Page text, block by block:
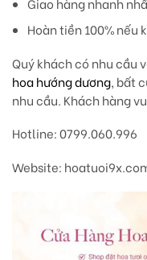
Giao hàng nhanh
Hoàn tiền 100% nếu
Quý khách có nhu cầu
hoa hướng dương, bất
nhu cầu. Khách hàng
Hotline: 0799.060.996
Website: